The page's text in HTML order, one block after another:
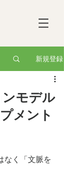
新規登録
モデル
メント
なく「文脈を